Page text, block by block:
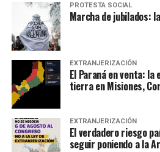
PROTESTA SOCIAL
Marcha de jubilados:
EXTRANJERIZACIÓN
El Paraná en venta:
tierra en Misiones,
EXTRANJERIZACIÓN
El verdadero riesgo
seguir poniendo a la